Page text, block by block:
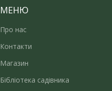
МЕНЮ
Про нас
Контакти
Магазин
Бібліотека садівника